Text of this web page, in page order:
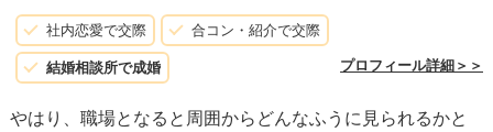
社内恋愛で交際 合コン・紹介で交際
結婚相談所で成婚 プロフィール詳細＞＞
やはり、職場となると周囲からどんなふうに見られるかと